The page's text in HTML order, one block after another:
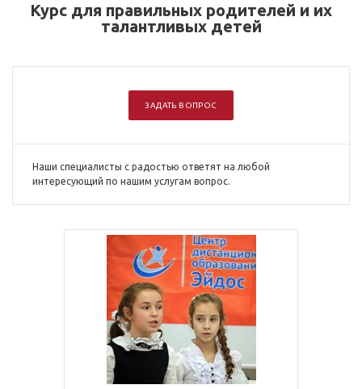
Курс для правильных родителей и их
талантливых детей
ЗАДАТЬ ВОПРОС
Наши специалисты с радостью ответят на любой
интересующий по нашим услугам вопрос.